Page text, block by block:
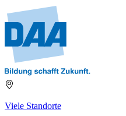
Viele Standorte